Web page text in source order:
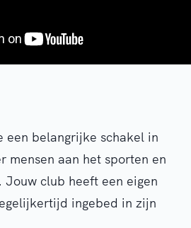
een belangrijke schakel in
mensen aan het sporten en
Jouw club heeft een eigen
ingebed in zijn